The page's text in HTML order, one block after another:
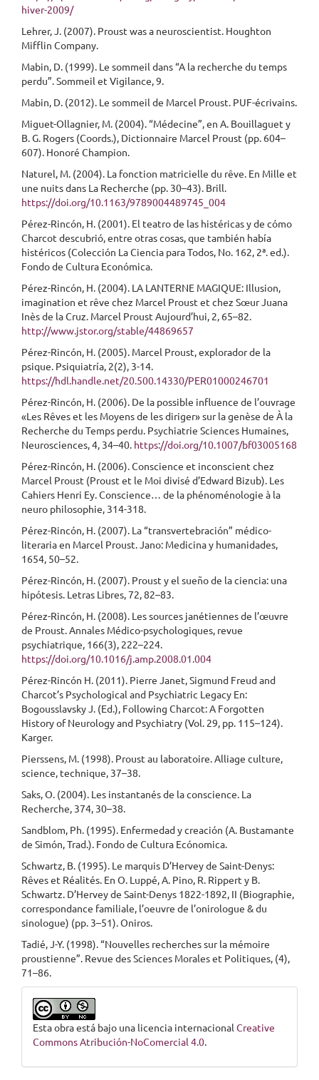
hiver-2009/
Lehrer, J. (2007). Proust was a neuroscientist. Houghton
Mifflin Company.
Mabin, D. (1999). Le sommeil dans “A la recherche du temps
perdu”. Sommeil et Vigilance, 9.
Mabin, D. (2012). Le sommeil de Marcel Proust. PUF-écrivains.
Miguet-Ollagnier, M. (2004). “Médecine”, en A. Bouillaguet y
B. G. Rogers (Coords.), Dictionnaire Marcel Proust (pp. 604–
607). Honoré Champion.
Naturel, M. (2004). La fonction matricielle du rêve. En Mille et
une nuits dans La Recherche (pp. 30–43). Brill.
https://doi.org/10.1163/9789004489745_004
Pérez-Rincón, H. (2001). El teatro de las histéricas y de cómo
Charcot descubrió, entre otras cosas, que también había
histéricos (Colección La Ciencia para Todos, No. 162, 2ª. ed.).
Fondo de Cultura Económica.
Pérez-Rincón, H. (2004). LA LANTERNE MAGIQUE: Illusion,
imagination et rêve chez Marcel Proust et chez Sœur Juana
Inès de la Cruz. Marcel Proust Aujourd’hui, 2, 65–82.
http://www.jstor.org/stable/44869657
Pérez-Rincón, H. (2005). Marcel Proust, explorador de la
psique. Psiquiatría, 2(2), 3-14.
https://hdl.handle.net/20.500.14330/PER01000246701
Pérez-Rincón, H. (2006). De la possible influence de l’ouvrage
«Les Rêves et les Moyens de les diriger» sur la genèse de À la
Recherche du Temps perdu. Psychiatrie Sciences Humaines,
Neurosciences, 4, 34–40. https://doi.org/10.1007/bf03005168
Pérez-Rincón, H. (2006). Conscience et inconscient chez
Marcel Proust (Proust et le Moi divisé d’Edward Bizub). Les
Cahiers Henri Ey. Conscience… de la phénoménologie à la
neuro philosophie, 314-318.
Pérez-Rincón, H. (2007). La “transvertebración” médico-
literaria en Marcel Proust. Jano: Medicina y humanidades,
1654, 50–52.
Pérez-Rincón, H. (2007). Proust y el sueño de la ciencia: una
hipótesis. Letras Libres, 72, 82–83.
Pérez-Rincón, H. (2008). Les sources janétiennes de l’œuvre
de Proust. Annales Médico-psychologiques, revue
psychiatrique, 166(3), 222–224.
https://doi.org/10.1016/j.amp.2008.01.004
Pérez-Rincón H. (2011). Pierre Janet, Sigmund Freud and
Charcot’s Psychological and Psychiatric Legacy En:
Bogousslavsky J. (Ed.), Following Charcot: A Forgotten
History of Neurology and Psychiatry (Vol. 29, pp. 115–124).
Karger.
Pierssens, M. (1998). Proust au laboratoire. Alliage culture,
science, technique, 37–38.
Saks, O. (2004). Les instantanés de la conscience. La
Recherche, 374, 30–38.
Sandblom, Ph. (1995). Enfermedad y creación (A. Bustamante
de Simón, Trad.). Fondo de Cultura Ecónomica.
Schwartz, B. (1995). Le marquis D’Hervey de Saint-Denys:
Rêves et Réalités. En O. Luppé, A. Pino, R. Rippert y B.
Schwartz. D’Hervey de Saint-Denys 1822-1892, II (Biographie,
correspondance familiale, l’oeuvre de l’onirologue & du
sinologue) (pp. 3–51). Oniros.
Tadié, J-Y. (1998). “Nouvelles recherches sur la mémoire
proustienne”. Revue des Sciences Morales et Politiques, (4),
71–86.
Esta obra está bajo una licencia internacional Creative
Commons Atribución-NoComercial 4.0.